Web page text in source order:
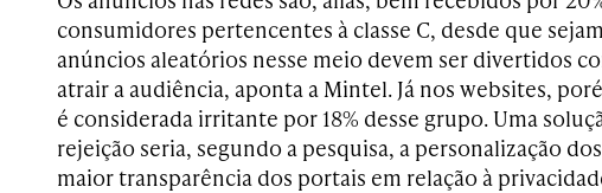
consumidores pertencentes à classe C, desde que
anúncios aleatórios nesse meio devem ser divertidos
atrair a audiência, aponta a Mintel. Já nos websites,
é considerada irritante por 18% desse grupo. Uma
rejeição seria, segundo a pesquisa, a personalização
maior transparência dos portais em relação à